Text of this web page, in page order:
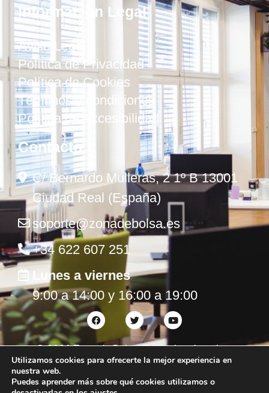
Información Legal
Aviso Legal
Política de Privacidad
Política de Cookies
Términos y condiciones
Política de Accesibilidad
Contacto
C/ Bernardo Mulleras, 2 1º B 13001
Ciudad Real (España)
soporte@zonadebolsa.es
+34 622 607 251
Lunes a viernes
9:00 a 14:00 y 16:00 a 19:00
©2026Zona de Bolsa. Todos los derechos
reservados.
Utilizamos cookies para ofrecerte la mejor experiencia en
nuestra web.
Puedes aprender más sobre qué cookies utilizamos o